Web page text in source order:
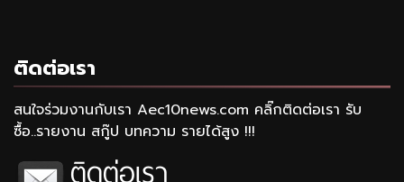
ติดต่อเรา
สนใจร่วมงานกับเรา Aec10news.com คลิ๊กติดต่อเรา รับ
ซื้อ..รายงาน สกู๊ป บทความ รายได้สูง !!!